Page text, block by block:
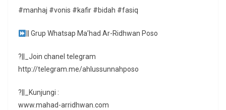
#manhaj #vonis #kafir #bidah #fasiq
|| Grup Whatsap Ma’had Ar-Ridhwan Poso
?||_Join chanel telegram
http://telegram.me/ahlussunnahposo
?||_Kunjungi :
www.mahad-arridhwan.com